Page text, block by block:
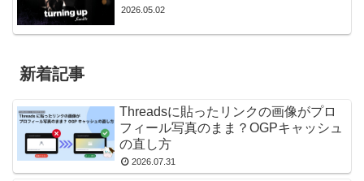
2026.05.02
新着記事
Threadsに貼ったリンクの画像がプロ
フィール写真のまま？OGPキャッシュ
の直し方
2026.07.31